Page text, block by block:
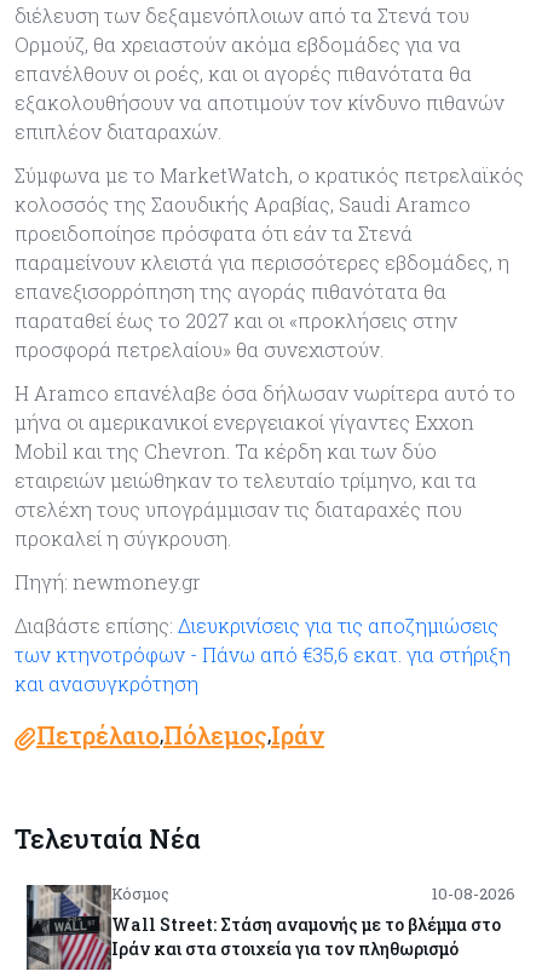
διέλευση των δεξαμενόπλοιων από τα Στενά του
Ορμούζ, θα χρειαστούν ακόμα εβδομάδες για να
επανέλθουν οι ροές, και οι αγορές πιθανότατα θα
εξακολουθήσουν να αποτιμούν τον κίνδυνο πιθανών
επιπλέον διαταραχών.
Σύμφωνα με το MarketWatch, o κρατικός πετρελαϊκός
κολοσσός της Σαουδικής Αραβίας, Saudi Aramco
προειδοποίησε πρόσφατα ότι εάν τα Στενά
παραμείνουν κλειστά για περισσότερες εβδομάδες, η
επανεξισορρόπηση της αγοράς πιθανότατα θα
παραταθεί έως το 2027 και οι «προκλήσεις στην
προσφορά πετρελαίου» θα συνεχιστούν.
Η Aramco επανέλαβε όσα δήλωσαν νωρίτερα αυτό το
μήνα οι αμερικανικοί ενεργειακοί γίγαντες Exxon
Mobil και της Chevron. Τα κέρδη και των δύο
εταιρειών μειώθηκαν το τελευταίο τρίμηνο, και τα
στελέχη τους υπογράμμισαν τις διαταραχές που
προκαλεί η σύγκρουση.
Πηγή: newmoney.gr
Διαβάστε επίσης: Διευκρινίσεις για τις αποζημιώσεις
των κτηνοτρόφων - Πάνω από €35,6 εκατ. για στήριξη
και ανασυγκρότηση
Πετρέλαιο,Πόλεμος,Ιράν
Τελευταία Νέα
Κόσμος 10-08-2026
Wall Street: Στάση αναμονής με το βλέμμα στο
Ιράν και στα στοιχεία για τον πληθωρισμό